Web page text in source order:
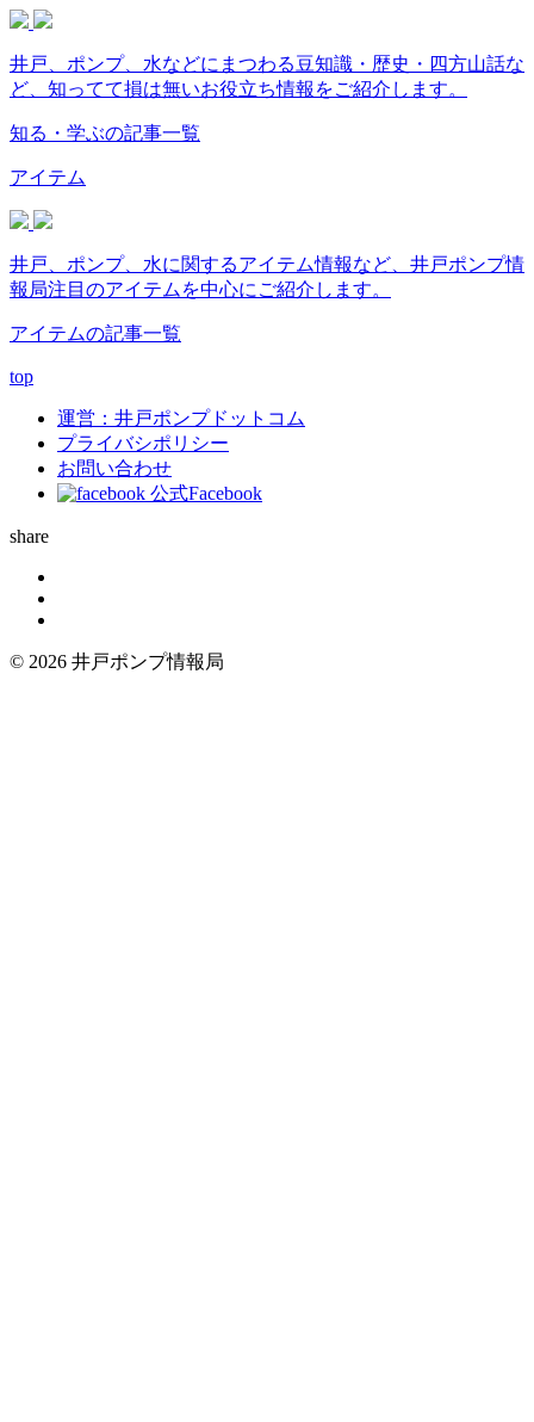
井戸、ポンプ、水などにまつわる豆知識・歴史・四方山話な
ど、知ってて損は無いお役立ち情報をご紹介します。
知る・学ぶの記事一覧
アイテム
井戸、ポンプ、水に関するアイテム情報など、井戸ポンプ情
報局注目のアイテムを中心にご紹介します。
アイテムの記事一覧
top
運営：井戸ポンプドットコム
プライバシポリシー
お問い合わせ
公式Facebook
share
© 2026 井戸ポンプ情報局